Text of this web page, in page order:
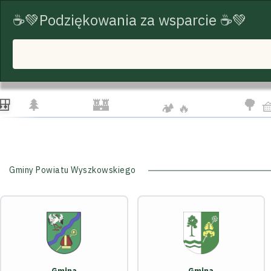
START TRASY ROWEROWE TURYSTYKA
☁️ 🦅
🌲 🏰 🏕️ 🔥 🌳
Gminy Powiatu Wyszkowskiego
☕💚Podziękowania za wsparcie ☕💚